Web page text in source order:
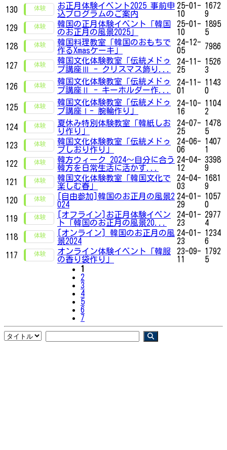
130
お正月体験イベント2025 事前申
込プログラムのご案内
25-01-
10
1672
9
129
韓国の正月体験イベント「韓国
のお正月の風景2025」
25-01-
10
1895
5
128
韓国料理教室「韓国のおもちで
作るXmasケーキ」
24-12-
05
7986
127
韓国文化体験教室「伝統メドゥ
プ講座Ⅲ - クリスマス飾り...
24-11-
25
1526
3
126
韓国文化体験教室「伝統メドゥ
プ講座Ⅱ - キーホルダー作...
24-11-
01
1143
0
125
韓国文化体験教室「伝統メドゥ
プ講座Ⅰ- 腕輪作り」
24-10-
16
1104
2
124
夏休み特別体験教室「韓紙しお
り作り」
24-07-
25
1478
5
123
韓国文化体験教室「伝統メドゥ
プしおり作り」
24-06-
06
1407
1
122
韓方ウィーク 2024～自分に合う
韓方を日常生活に活かす...
24-04-
12
3398
9
121
韓国文化体験教室「韓国文化で
楽しむ春」
24-04-
03
1681
9
120
[自由参加]韓国のお正月の風景2
024
24-01-
29
1057
0
119
[オフライン]お正月体験イベン
ト「韓国のお正月の風景20...
24-01-
23
2977
4
118
[オンライン] 韓国のお正月の風
景2024
24-01-
23
1234
6
117
オンライン体験イベント「韓服
の香り袋作り」
23-09-
11
1792
5
1
2
3
4
5
6
7